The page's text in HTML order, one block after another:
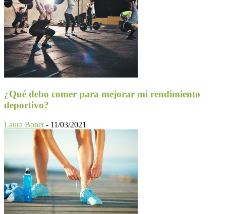
¿Qué debo comer para mejorar mi rendimiento
deportivo?
Laura Bonet - 11/03/2021